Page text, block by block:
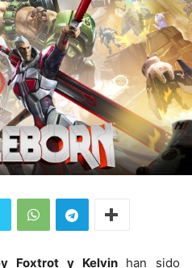
Foxtrot y Kelvinhan sido